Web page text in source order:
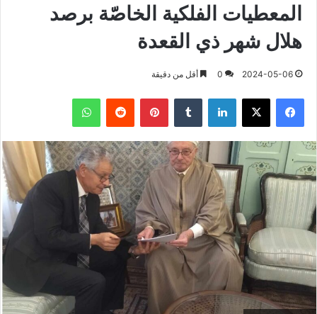
المعطيات الفلكية الخاصّة برصد
هلال شهر ذي القعدة
2024-05-06
0 أقل من دقيقة
فيسبوك X لينكدإن بينتيريست واتساب